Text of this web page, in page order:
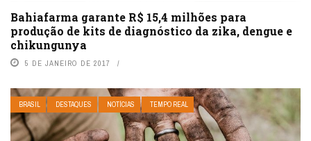
Bahiafarma garante R$ 15,4 milhões para
produção de kits de diagnóstico da zika, dengue e
chikungunya
5 DE JANEIRO DE 2017
BRASIL DESTAQUES NOTÍCIAS TEMPO REAL